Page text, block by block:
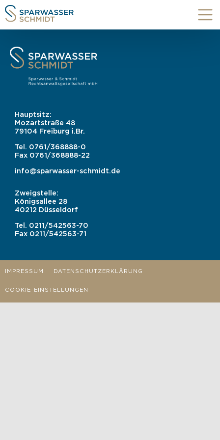
Hauptsitz:
Mozartstraße 48
79104 Freiburg i.Br.
Tel. 0761/368888-0
Fax 0761/368888-22
info@sparwasser-schmidt.de
Zweigstelle:
Königsallee 28
40212 Düsseldorf
Tel. 0211/542563-70
Fax 0211/542563-71
IMPRESSUM DATENSCHUTZERKLÄRUNG
COOKIE-EINSTELLUNGEN